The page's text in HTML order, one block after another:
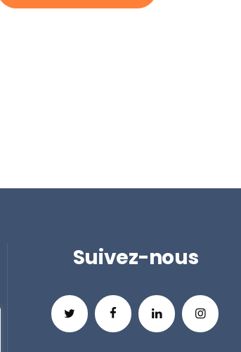
Suivez-nous